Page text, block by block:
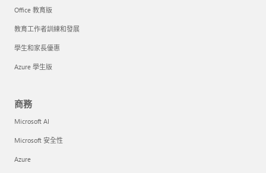
Office 教育版
教育工作者訓練和發展
學生和家長優惠
Azure 學生版
商務
Microsoft AI
Microsoft 安全性
Azure